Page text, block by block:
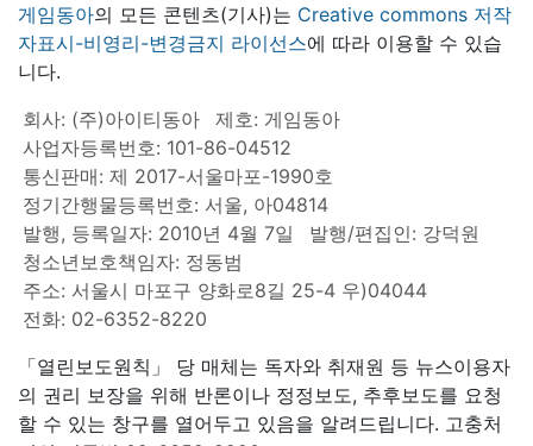
게임동아의 모든 콘텐츠(기사)는 Creative commons 저작
자표시-비영리-변경금지 라이선스에 따라 이용할 수 있습
니다.
회사: (주)아이티동아
제호: 게임동아
사업자등록번호: 101-86-04512
통신판매: 제 2017-서울마포-1990호
정기간행물등록번호: 서울, 아04814
발행, 등록일자: 2010년 4월 7일
발행/편집인: 강덕원
청소년보호책임자: 정동범
주소: 서울시 마포구 양화로8길 25-4 우)04044
전화: 02-6352-8220
「열린보도원칙」 당 매체는 독자와 취재원 등 뉴스이용자
의 권리 보장을 위해 반론이나 정정보도, 추후보도를 요청
할 수 있는 창구를 열어두고 있음을 알려드립니다. 고충처